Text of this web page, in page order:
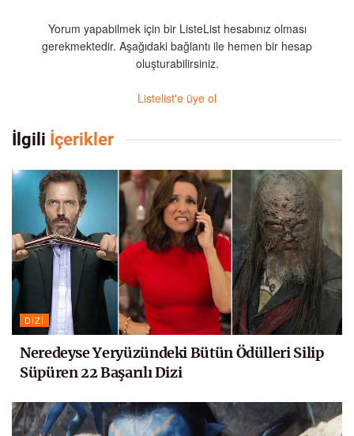
Yorum yapabilmek için bir ListeList hesabınız olması
gerekmektedir. Aşağıdaki bağlantı ile hemen bir hesap
oluşturabilirsiniz.
Listelist'e üye ol
İlgili İçerikler
DIZI
Neredeyse Yeryüzündeki Bütün Ödülleri Silip
Süpüren 22 Başarılı Dizi